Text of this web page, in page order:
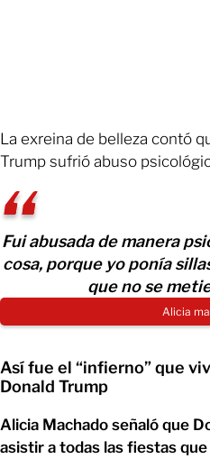
La exreina de belleza contó
Trump sufrió abuso
Fui abusada de manera
cosa, porque yo ponía
que no se
Alicia
Así fue el “infierno” que
Donald Trump
Alicia Machado señaló que
asistir a todas las fiestas